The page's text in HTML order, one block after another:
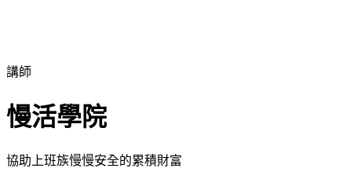
講師
慢活學院
協助上班族慢慢安全的累積財富